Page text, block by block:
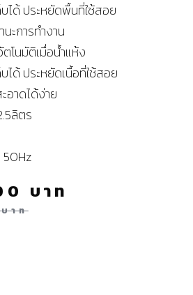
ได้ ประหยัดพื้นที่ใช้สอย
ะการทำงาน
โนมัติเมื่อน้ำแห้ง
ได้ ประหยัดเนื้อที่ใช้สอย
อาดได้ง่าย
ลิตร
บาท
บาท